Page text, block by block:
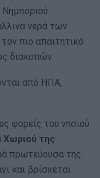
νερά των
πιο απαιτητικό
διακοπών.
από ΗΠΑ,
φορείς του νησιού
Χωριού της
πρωτεύουσα της.
και βρίσκεται